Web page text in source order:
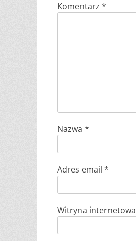
Komentarz *
Nazwa *
Adres email *
Witryna internetowa